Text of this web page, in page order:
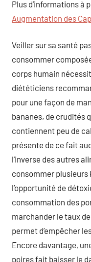
Plus d’informations à
Augmentation des
Veiller sur sa santé
consommer
corps humain
diététiciens
pour une façon de
bananes, de crudités
contiennent peu de
présente de ce fait
l’inverse des autres
consommer plusieurs
l’opportunité de
consommation des
marchander le taux
permet d’empêcher
Encore davantage,
poires fait baisser le